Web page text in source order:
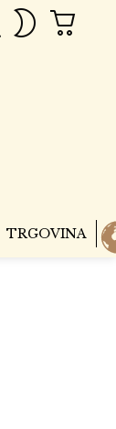
PRETRAGASWITCH
SKIN
TRGOVINA